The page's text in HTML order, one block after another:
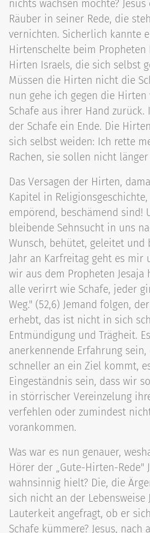
nichts wachsen möchte?
Räuber in seiner Rede, die
vernichten. Sicherlich kannte
Hirtenschelte beim Propheten
Hirten Israels, die sich selbst
Müssen die Hirten nicht die
nun gehe ich gegen die
Schafe aus ihrer Hand zurück.
der Schafe ein Ende. Die
sich selbst weiden: Ich rette
Rachen, sie sollen nicht länger
Das Versagen der Hirten,
Kapitel in
empörend, beschämend sind!
bleibende Sehnsucht in uns
Wunsch, behütet, geleitet und
Jahr an Karfreitag geht es mir
wir aus dem Propheten Jesaja
alle verirrt wie Schafe, jeder
Weg." (52,6) Jemand folgen,
erhebt, das ist nicht in sich
Entmündigung und Trägheit.
anerkennende Erfahrung
schneller an ein Ziel kommt,
Eingeständnis sein, dass wir
in störrischer Vereinzelung
verfehlen oder zumindest
vorankommen.
Was war es nun genauer,
Hörer der „Gute-Hirten-Rede"
wahnsinnig hielt? Die, die
sich nicht an der Lebensweise
Lauterkeit angefragt, ob er
Schafe kümmere? Jesus, nach